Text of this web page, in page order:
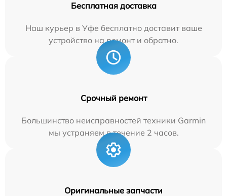
Бесплатная доставка
Наш курьер в Уфе бесплатно доставит ваше
устройство на ремонт и обратно.
Срочный ремонт
Большинство неисправностей техники Garmin
мы устраняем в течение 2 часов.
Оригинальные запчасти